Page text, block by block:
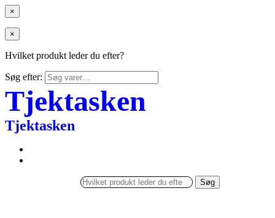
×
×
Hvilket produkt leder du efter?
Søg efter:
Tjektasken
Tjektasken
Søg